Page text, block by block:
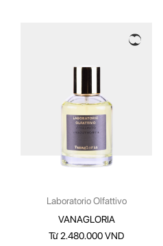
Laboratorio Olfattivo
VANAGLORIA
Từ 2.480.000 VND